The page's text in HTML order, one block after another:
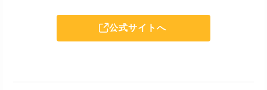
公式サイトへ